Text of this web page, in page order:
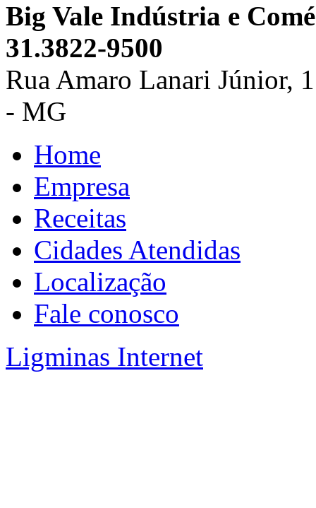
Big Vale Indústria e
31.3822-9500
Rua Amaro Lanari Júnior,
- MG
Home
Empresa
Receitas
Cidades Atendidas
Localização
Fale conosco
Ligminas Internet